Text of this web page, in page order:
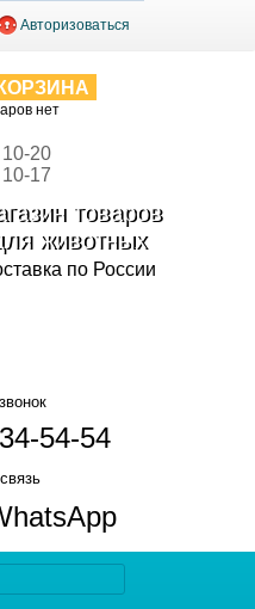
Авторизоваться
нет
10-20
10-17
товаров
животных
по России
54-54